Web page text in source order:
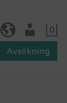
0
Avsökning